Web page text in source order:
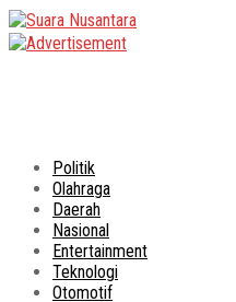
Politik
Olahraga
Daerah
Nasional
Entertainment
Teknologi
Otomotif